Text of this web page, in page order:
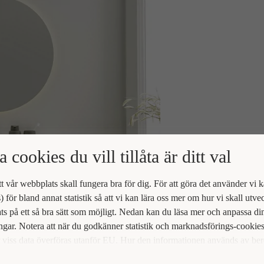
cookies du vill tillåta är ditt val
vår webbplats skall fungera bra för dig. För att göra det använder vi
för bland annat statistik så att vi kan lära oss mer om hur vi skall
på ett så bra sätt som möjligt. Nedan kan du läsa mer och anpassa
Notera att när du godkänner statistik och marknadsförings-cookies
data överföras utanför EU. Hur den informationen används av